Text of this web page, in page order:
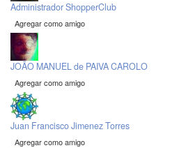
Administrador ShopperClub
Agregar como amigo
JOÃO MANUEL de PAIVA CAROLO
Agregar como amigo
Juan Francisco Jimenez Torres
Agregar como amigo